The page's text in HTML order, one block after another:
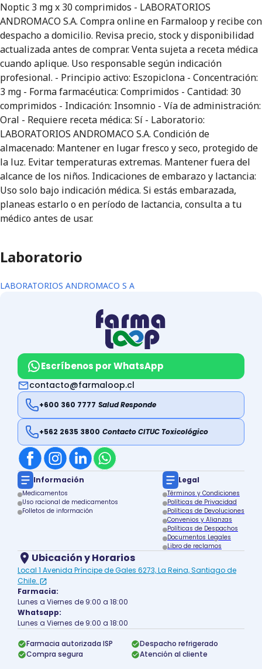
Noptic 3 mg x 30 comprimidos - LABORATORIOS
ANDROMACO S.A. Compra online en Farmaloop y recibe con
despacho a domicilio. Revisa precio, stock y disponibilidad
actualizada antes de comprar. Venta sujeta a receta médica
cuando aplique. Uso responsable según indicación
profesional. - Principio activo: Eszopiclona - Concentración:
3 mg - Forma farmacéutica: Comprimidos - Cantidad: 30
comprimidos - Indicación: Insomnio - Vía de administración:
Oral - Requiere receta médica: Sí - Laboratorio:
LABORATORIOS ANDROMACO S.A. Condición de
almacenado: Mantener en lugar fresco y seco, protegido de
la luz. Evitar temperaturas extremas. Mantener fuera del
alcance de los niños. Indicaciones de embarazo y lactancia:
Uso solo bajo indicación médica. Si estás embarazada,
planeas estarlo o en período de lactancia, consulta a tu
médico antes de usar.
Laboratorio
LABORATORIOS ANDROMACO S A
Escríbenos por WhatsApp
contacto@farmaloop.cl
+600 360 7777 Salud Responde
+562 2635 3800 Contacto CITUC Toxicológico
Información
Medicamentos
Uso racional de medicamentos
Folletos de información
Legal
Términos y Condiciones
Políticas de Privacidad
Políticas de Devoluciones
Convenios y Alianzas
Políticas de Despachos
Documentos Legales
Libro de reclamos
Ubicación y Horarios
Local 1 Avenida Príncipe de Gales 6273, La Reina, Santiago de
Chile.
Farmacia:
Lunes a Viernes de 9:00 a 18:00
Whatsapp:
Lunes a Viernes de 9:00 a 18:00
Farmacia autorizada ISP
Despacho refrigerado
Compra segura
Atención al cliente